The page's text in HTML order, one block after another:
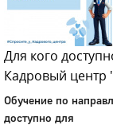
Для кого
Кадровый центр
Обучение по
доступно для